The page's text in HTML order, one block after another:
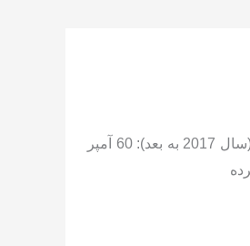
مشخصات باتری فابریک تیوولی(2016): 50 آمپر 12 ولت پایه کوتاهقطب چپ – قالب L1 مشخصات باتری جایگزین: — مشخصات باتری فابریک تیوولی(سال 2017 به بعد): 60 آمپر